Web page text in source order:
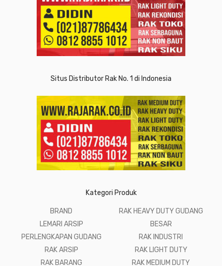
Situs Distributor Rak No. 1 di Indonesia
Kategori Produk
BRAND
LEMARI ARSIP
PERLENGKAPAN GUDANG
RAK ARSIP
RAK BARANG
RAK HEAVY DUTY GUDANG
BESAR
RAK INDUSTRI
RAK LIGHT DUTY
RAK MEDIUM DUTY